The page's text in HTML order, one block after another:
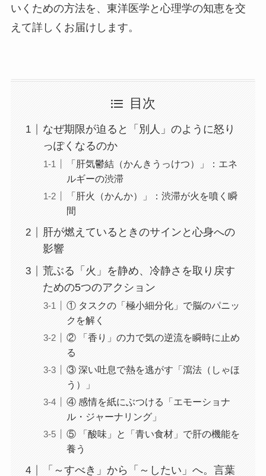
いくための方法を、東洋医学と心理学の知恵を交
えて詳しくお届けします。
目次
なぜ期限が迫ると「別人」のように怒り
っぽくなるのか
「肝気鬱結（かんきうっけつ）」：エネ
ルギーの渋滞
「肝火（かんか）」：渋滞が火を噴く瞬
間
肝が燃えているときのサインと心身への
影響
荒ぶる「火」を静め、冷静さを取り戻す
ための5つのアクション
① タスクの「極小細分化」で脳のパニッ
クを解く
② 「香り」の力で気の逆流を瞬時に止め
る
③ 深い吐息で熱を逃がす「瀉法（しゃほ
う）」
④ 感情を紙にぶつける「エモーショナ
ル・ジャーナリング」
⑤ 「酸味」と「青い食材」で肝の機能を
養う
「～すべき」から「～したい」へ。言葉